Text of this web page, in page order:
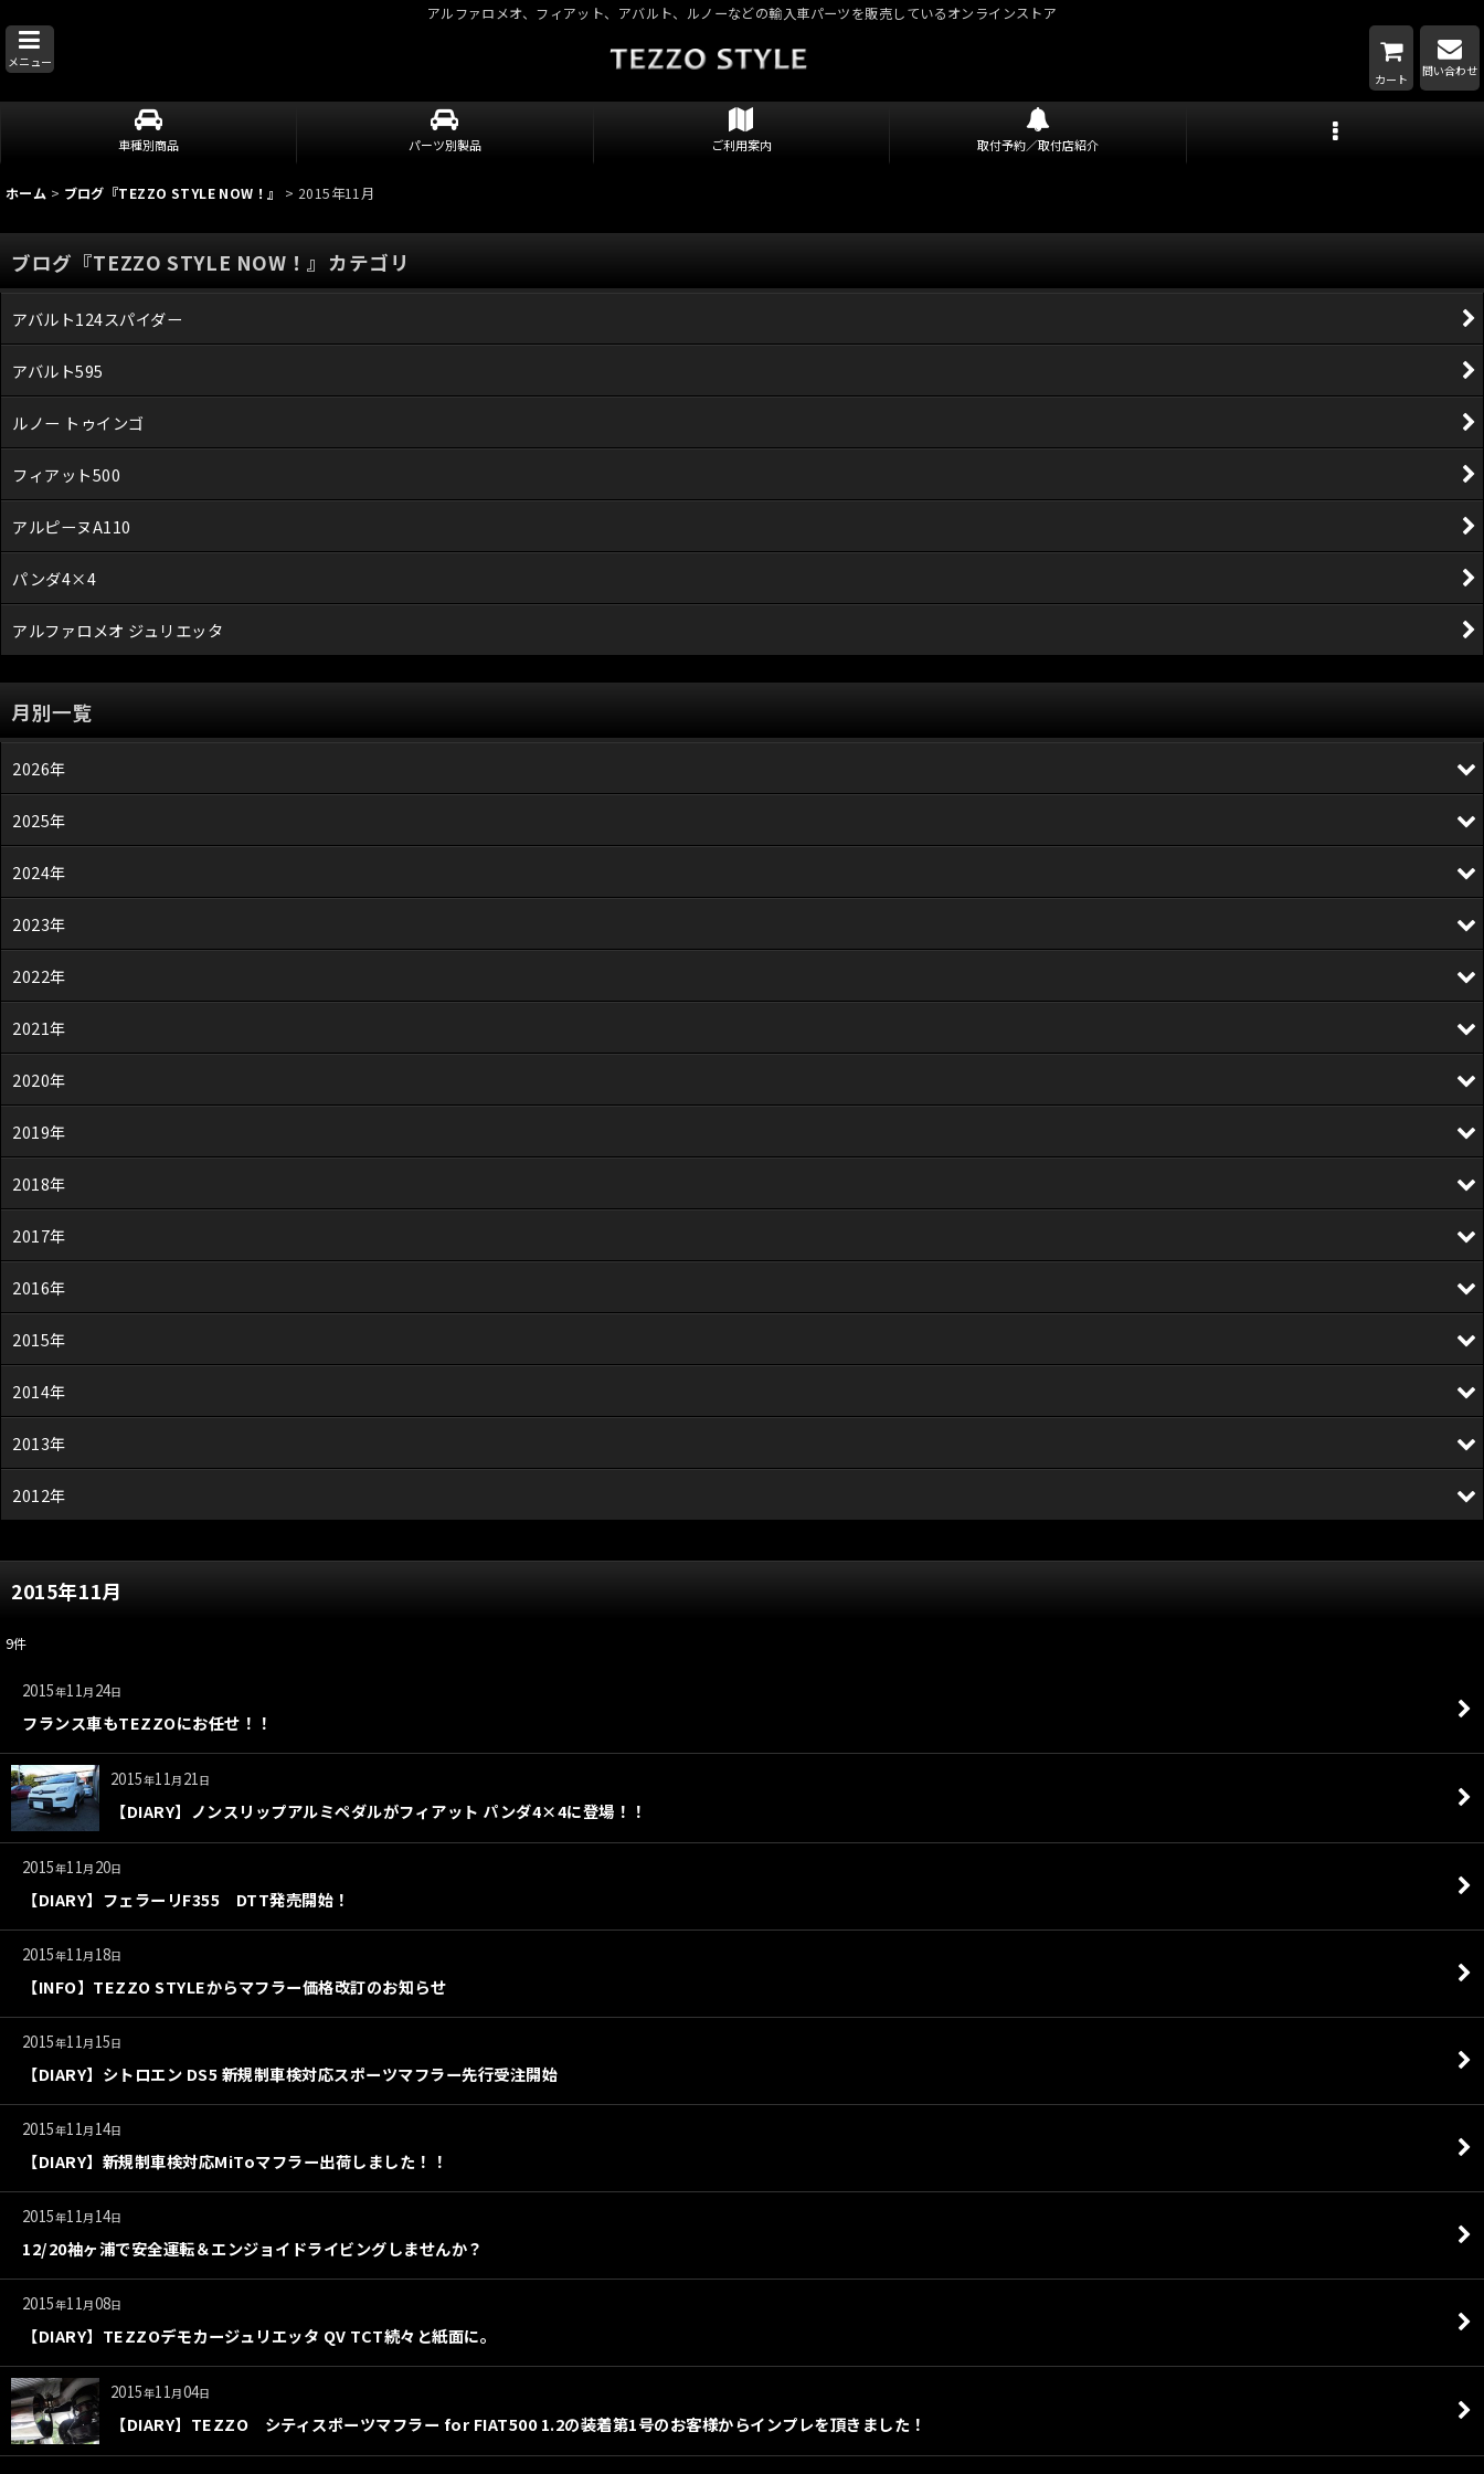
アルファロメオ、フィアット、アバルト、ルノーなどの輸入車パーツを販売しているオンラインストア
メニュー
カート
問い合わせ
車種別商品 パーツ別製品 ご利用案内 取付予約／取付店紹介
ホーム > ブログ『TEZZO STYLE NOW！』 > 2015年11月
2015年11月
9件
2015年11月 24日
フランス車もTEZZOにお任せ！！
2015年11月 21日
【DIARY】ノンスリップアルミペダルがフィアット パンダ4×4に登場！！
2015年11月 20日
【DIARY】フェラーリF355 DTT発売開始！
2015年11月 18日
【INFO】TEZZO STYLEからマフラー価格改訂のお知らせ
2015年11月 15日
【DIARY】シトロエン DS5 新規制車検対応スポーツマフラー先行受注開始
2015年11月 14日
【DIARY】新規制車検対応MiToマフラー出荷しました！！
2015年11月 14日
12/20袖ヶ浦で安全運転＆エンジョイドライビングしませんか？
2015年11月08日
【DIARY】TEZZOデモカージュリエッタ QV TCT続々と紙面に。
2015年11月04日
【DIARY】TEZZO シティスポーツマフラー for FIAT500 1.2の装着第1号のお客様からインプレを頂きました！
ブログ『TEZZO STYLE NOW！』カテゴリ
アバルト124スパイダー
アバルト595
ルノー トゥインゴ
フィアット500
アルピーヌA110
パンダ4×4
アルファロメオ ジュリエッタ
月別一覧
2026年
2025年
2024年
2023年
2022年
2021年
2020年
2019年
2018年
2017年
2016年
2015年
2014年
2013年
2012年